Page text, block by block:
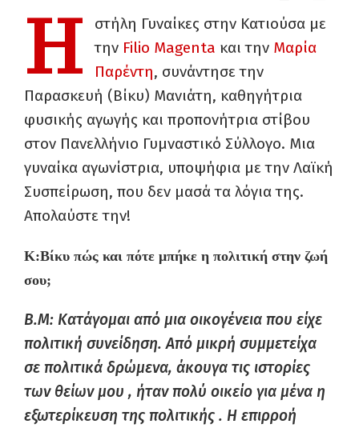
Η
στήλη Γυναίκες στην Κατιούσα με
την Filio Magenta και την Μαρία
Παρέντη, συνάντησε την
Παρασκευή (Βίκυ) Μανιάτη, καθηγήτρια
φυσικής αγωγής και προπονήτρια στίβου
στον Πανελλήνιο Γυμναστικό Σύλλογο. Μια
γυναίκα αγωνίστρια, υποψήφια με την Λαϊκή
Συσπείρωση, που δεν μασά τα λόγια της.
Απολαύστε την!
K:Βίκυ πώς και πότε μπήκε η πολιτική στην ζωή
σου;
Β.Μ: Κατάγομαι από μια οικογένεια που είχε
πολιτική συνείδηση. Από μικρή συμμετείχα
σε πολιτικά δρώμενα, άκουγα τις ιστορίες
των θείων μου , ήταν πολύ οικείο για μένα η
εξωτερίκευση της πολιτικής . Η επιρροή